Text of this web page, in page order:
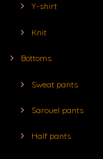
Y-shirt
Knit
Bottoms
Sweat pants
Sarouel pants
Half pants